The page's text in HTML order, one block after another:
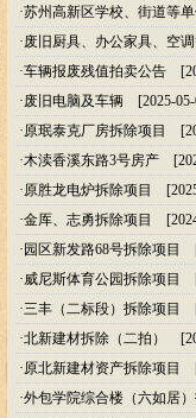
·苏州高新区学校、街道等
·废旧厨具、办公家具、空
·车辆报废残值拍卖公告
·废旧电脑及车辆 [2025-
·原珉泰克厂房拆除项目
·木渎香溪东路3号房产
·原胜龙电炉拆除项目
·金厍、志勇拆除项目
· 园区新发路68号拆除项目
·威尼斯体育公园拆除项目
·三丰（二标段）拆除项目
·北新建材拆除（二拍）
·原北新建材资产拆除项目
·外包学院综合楼（六如居